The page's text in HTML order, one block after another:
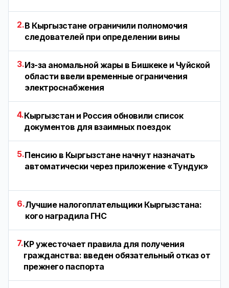
2.В Кыргызстане ограничили полномочия
следователей при определении вины
3.Из-за аномальной жары в Бишкеке и Чуйской
области ввели временные ограничения
электроснабжения
4.Кыргызстан и Россия обновили список
документов для взаимных поездок
5.Пенсию в Кыргызстане начнут назначать
автоматически через приложение «Тундук»
6.Лучшие налогоплательщики Кыргызстана:
кого наградила ГНС
7.КР ужесточает правила для получения
гражданства: введен обязательный отказ от
прежнего паспорта